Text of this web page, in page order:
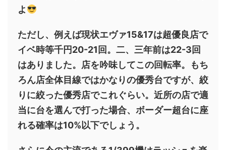
よ
ただし、例えば現状エヴァ15&17は超優良店で
イベ時等千円20-21回。二、三年前は22-3回
はありました。店を吟味してこの回転率。もち
ろん店全体目線ではかなりの優秀台ですが、絞
りに絞った優秀店でこれぐらい。近所の店で適
当に台を選んで打った場合、ボーダー超台に座
れる確率は10%以下でしょう。